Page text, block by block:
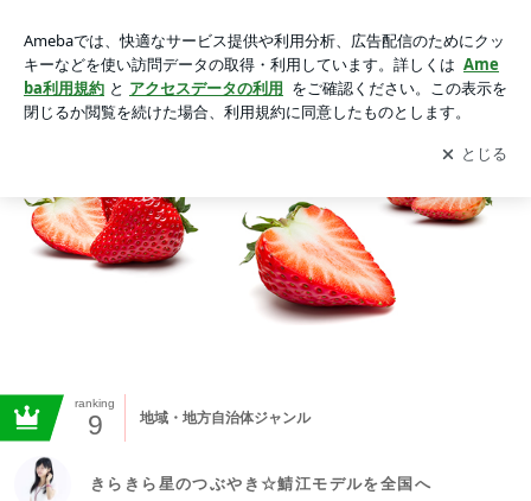
アプリをダウンロードして ブログの更新通知
を受け取りまし
ょう。
開く
ranking
9 地域・地方自治体ジャンル
きらきら星のつぶやき☆鯖江モデルを全国へ